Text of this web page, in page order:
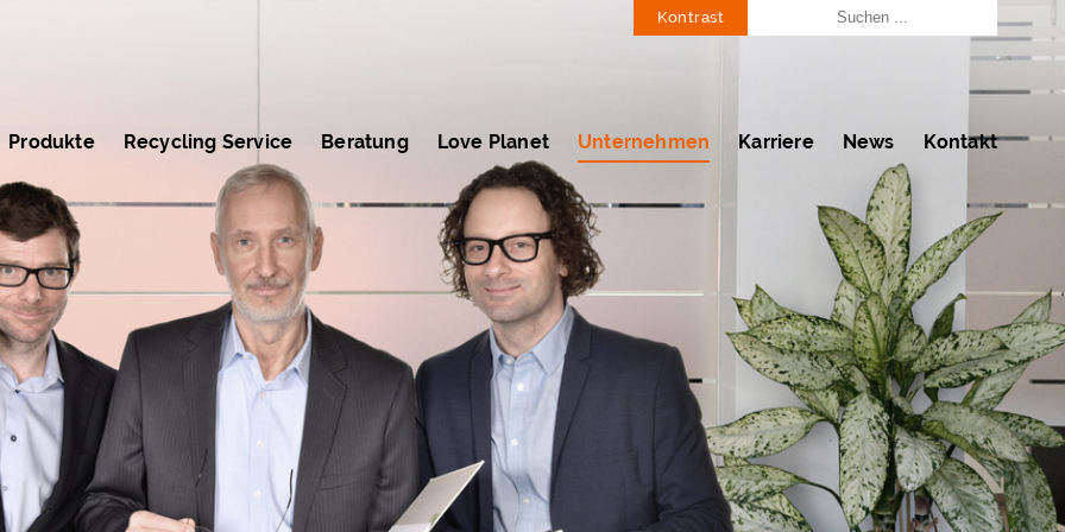
Kontrast
Produkte Recycling Service Beratung Love Planet Unternehmen Karriere News Kontakt